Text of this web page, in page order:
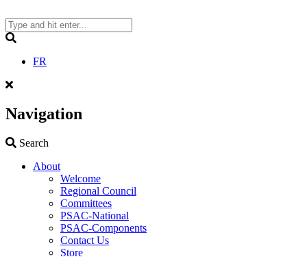
to
content
FR
Navigation
Search
About
Welcome
Regional Council
Committees
PSAC-National
PSAC-Components
Contact Us
Store